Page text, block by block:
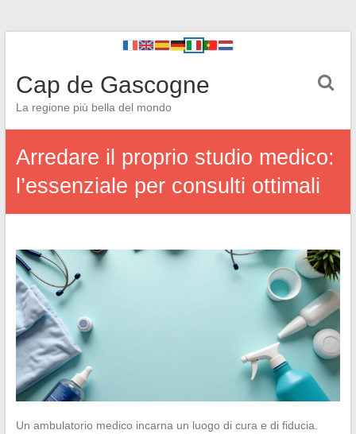
Cap de Gascogne
La regione più bella del mondo
Arredare il proprio studio medico:
l’essenziale per consulti ottimali
Un ambulatorio medico incarna un luogo di cura e di fiducia.